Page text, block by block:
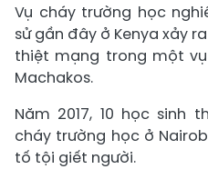
Vụ cháy trường học
sử gần đây ở Kenya xảy
thiệt mạng trong một
Machakos.
Năm 2017, 10 học sinh
cháy trường học ở
tố tội giết người.